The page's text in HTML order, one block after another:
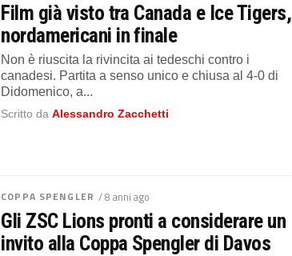
Film già visto tra Canada e Ice Tigers,
nordamericani in finale
Non è riuscita la rivincita ai tedeschi contro i
canadesi. Partita a senso unico e chiusa al 4-0 di
Didomenico, a...
Scritto daAlessandro Zacchetti
COPPA SPENGLER / 8 anni ago
Gli ZSC Lions pronti a considerare un
invito alla Coppa Spengler di Davos